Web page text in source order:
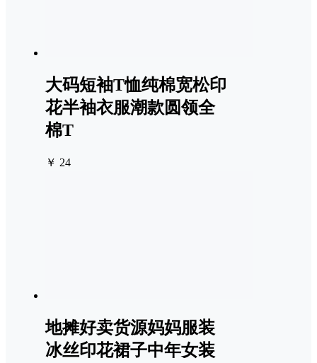
大码短袖T恤纯棉宽松印
花半袖衣服潮款圆领全
棉T
￥ 24
地摊好卖货源妈妈服装
冰丝印花裙子中年女装